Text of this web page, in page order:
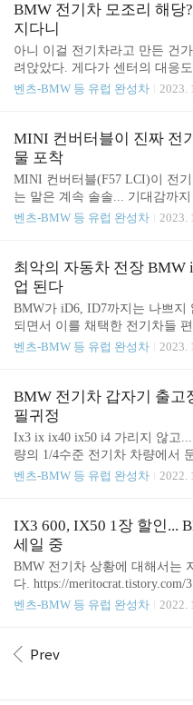
댑터를 사용시 일부 충전기에서
려서 차량이 벽돌이 되곤 하는데
at.tistory.com/120 테슬라 디씨
된 대박 사건 또 발생 테슬라는
씨콤보 충전 어댑터를 사용할
모델X는 차데모 어댑터를 쓰거
테슬라가 meritocrat.tistory.com
BMW 전기차 모조리 해당
지다니
아니 이걸 전기차라고 만든 건
려앉았다. 게다가 센터의 대응
면 왜 부러졌는지 면밀히 검토
해 준다? 기자 협박까지 일삼는
에서 한번 제대로 망해봐야 정
왜 BMW 전체의 문제냐고? ix3
부품이나 구조가 비슷할 수 있
들... i4, ix40 ix50 등... 동일한
다는 보장이 있나. 호구 되지 말
에 당당할 수 있어야 한다.
벤츠-BMW 등 유럽 완성차 2023.
MINI 컨버터블이 진짜 전
물 포착
MINI 컨버터블(F57 LCI)이 전
는 말은 계속 솔솔... 기대감까
사진은 정식 출시는 아니고
E 전기차 컨버터블 컨셉트.
C'에 어울리는 펀카 안녕하세요,
다. 오늘 소개할 자동차는
미니쿠퍼입니다. 이번 ...
짜 컨버터블 전기차 실물이 운
다. 사진 출처 https://
벤츠-BMW 등 유럽 완성차 2023.
최악의 자동차 전장 BMW
업 된다
BMW가 iD6, ID7까지는 나쁘지
되면서 이를 채택한 전기차들
받았다. 실제로 id8을 채택한 ix,
가서 클릭해야 하는지도 모르겠
콘 때문에 어지럽기만 하다는
MW 기존 전장의 장점인 간결하
혀 없고 불안정하게 동작하니
이 확 든다는 거지. 이 전장이 벌
는 모양이다. 참고 https://
벤츠-BMW 등 유럽 완성차 2023.
BMW 전기차 갑자기 출고
필귀정
Ix3 ix ix40 ix50 i4 가리지 않고
량의 1/4수준 전기차 차량에서
추정... 품질 관리팀은 제조 오류
음을 밝혔습니다. https://
-av-nye-bmw-er-stanses/238347
grunn av motorfeil Tre uker før
eiser prisene i været, er det stans
mest populære BMW-mod..
벤츠-BMW 등 유럽 완성차 2022.
IX3 600, IX50 1장 할인...
세일 중
BMW 전기차 상황에 대해서는
다. https://meritocrat.tistory.com/
올린 i4... BMW 전기차 남아돈
안해주는 브랜드가 벤츠. 아우
벤츠-BMW 등 유럽 완성차 2022.
Prev